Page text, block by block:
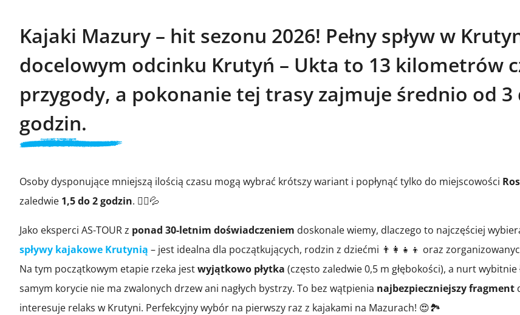
Kajaki Mazury – hit sezonu 2026! Pełny spływ w
docelowym odcinku Krutyń – Ukta to 13 kilometrów
przygody, a pokonanie tej trasy zajmuje średnio od 3
godzin.
Osoby dysponujące mniejszą ilością czasu mogą wybrać krótszy wariant i popłynąć tylko do miejscowości
zaledwie 1,5 do 2 godzin. 🚣‍♂️💦
Jako eksperci AS-TOUR z ponad 30-letnim doświadczeniem doskonale wiemy, dlaczego to najczęściej
spływy kajakowe Krutynią – jest idealna dla początkujących, rodzin z dziećmi 👨‍👩‍👧‍👦 oraz
Na tym początkowym etapie rzeka jestwyjątkowo płytka (często zaledwie 0,5 m głębokości), a nurt wybitnie
samym korycie nie ma zwalonych drzew ani nagłych bystrzy. To bez wątpienia najbezpieczniejszy fragment
interesuje relaks w Krutyni. Perfekcyjny wybór na pierwszy raz z kajakami na Mazurach! 😍🏞️